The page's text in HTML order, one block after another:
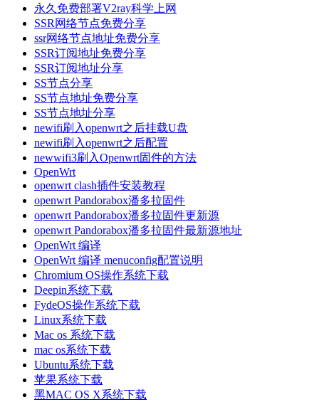
永久免费部署V2ray科学上网
SSR网络节点免费分享
ssr网络节点地址免费分享
SSR订阅地址免费分享
SSR订阅地址分享
SS节点分享
SS节点地址免费分享
SS节点地址分享
newifi刷入openwrt之后挂载U盘
newifi刷入openwrt之后配置
newwifi3刷入Openwrt固件的方法
OpenWrt
openwrt clash插件安装教程
openwrt Pandorabox潘多拉固件
openwrt Pandorabox潘多拉固件更新源
openwrt Pandorabox潘多拉固件最新源地址
OpenWrt 编译
OpenWrt 编译 menuconfig配置说明
Chromium OS操作系统下载
Deepin系统下载
FydeOS操作系统下载
Linux系统下载
Mac os 系统下载
mac os系统下载
Ubuntu系统下载
苹果系统下载
黑MAC OS X系统下载